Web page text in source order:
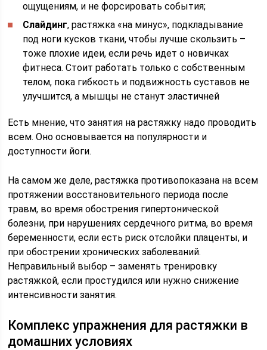
ощущениям, и не форсировать события;
Слайдинг, растяжка «на минус», подкладывание
под ноги кусков ткани, чтобы лучше скользить –
тоже плохие идеи, если речь идет о новичках
фитнеса. Стоит работать только с собственным
телом, пока гибкость и подвижность суставов не
улучшится, а мышцы не станут эластичней
Есть мнение, что занятия на растяжку надо проводить
всем. Оно основывается на популярности и
доступности йоги.
На самом же деле, растяжка противопоказана на всем
протяжении восстановительного периода после
травм, во время обострения гипертонической
болезни, при нарушениях сердечного ритма, во время
беременности, если есть риск отслойки плаценты, и
при обострении хронических заболеваний.
Неправильный выбор – заменять тренировку
растяжкой, если простудился или нужно снижение
интенсивности занятия.
Комплекс упражнения для растяжки в
домашних условиях